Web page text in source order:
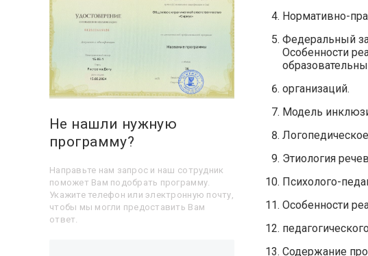
Нормативно-
Федеральный
Особенности
организаций.
Модель
Этиология
Психолого-
Особенности
Содержание
Не нашли нужную
программу?
Направьте нам запрос и наш сотрудник
поможет Вам подобрать программу.
Укажите телефон или электронную почту,
чтобы мы могли предоставить Вам
ответ.